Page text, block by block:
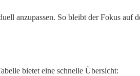
anzupassen. So bleibt der Fokus auf
bietet eine schnelle Übersicht: